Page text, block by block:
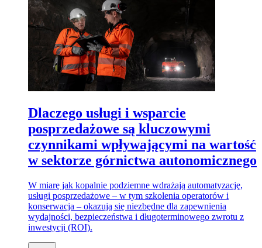
Dlaczego usługi i wsparcie
posprzedażowe są kluczowymi
czynnikami wpływającymi na wartość
w sektorze górnictwa autonomicznego
W miarę jak kopalnie podziemne wdrażają automatyzację,
usługi posprzedażowe – w tym szkolenia operatorów i
konserwacja – okazują się niezbędne dla zapewnienia
wydajności, bezpieczeństwa i długoterminowego zwrotu z
inwestycji (ROI).